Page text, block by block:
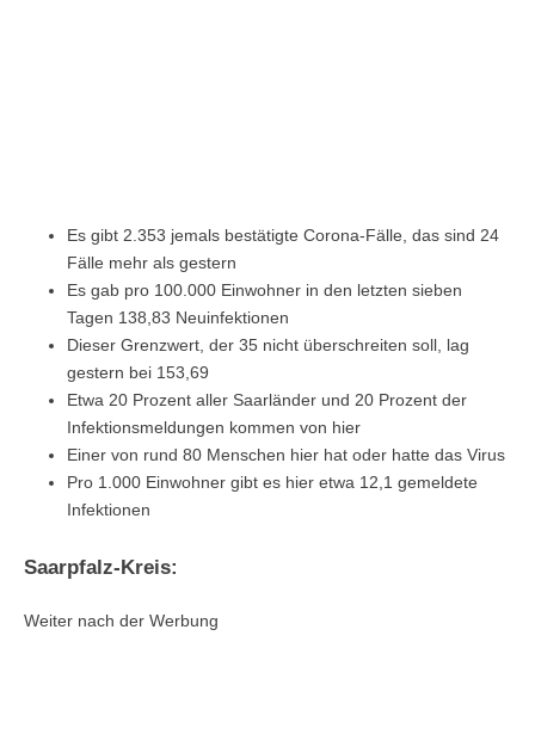
Es gibt 2.353 jemals bestätigte Corona-Fälle, das sind 24
Fälle mehr als gestern
Es gab pro 100.000 Einwohner in den letzten sieben
Tagen 138,83 Neuinfektionen
Dieser Grenzwert, der 35 nicht überschreiten soll, lag
gestern bei 153,69
Etwa 20 Prozent aller Saarländer und 20 Prozent der
Infektionsmeldungen kommen von hier
Einer von rund 80 Menschen hier hat oder hatte das Virus
Pro 1.000 Einwohner gibt es hier etwa 12,1 gemeldete
Infektionen
Saarpfalz-Kreis:
Weiter nach der Werbung